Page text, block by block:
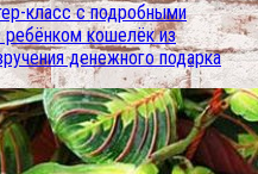
класс с подробными
кошелёк из
денежного подарка